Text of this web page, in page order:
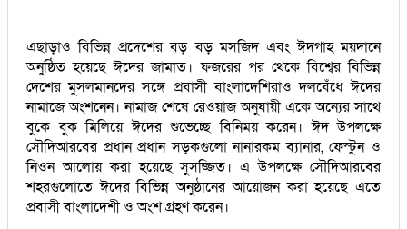
এছাড়াও বিভিন্ন প্রদেশের বড় বড় মসজিদ এবং ঈদগাহ ময়দানে
অনুষ্ঠিত হয়েছে ঈদের জামাত। ফজরের পর থেকে বিশ্বের বিভিন্ন
দেশের মুসলমানদের সঙ্গে প্রবাসী বাংলাদেশিরাও দলবেঁধে ঈদের
নামাজে অংশনেন। নামাজ শেষে রেওয়াজ অনুযায়ী একে অন্যের সাথে
বুকে বুক মিলিয়ে ঈদের শুভেচ্ছে বিনিময় করেন। ঈদ উপলক্ষে
সৌদিআরবের প্রধান প্রধান সড়কগুলো নানারকম ব্যানার, ফেস্টুন ও
নিওন আলোয় করা হয়েছে সুসজ্জিত। এ উপলক্ষে সৌদিআরবের
শহরগুলোতে ঈদের বিভিন্ন অনুষ্ঠানের আয়োজন করা হয়েছে এতে
প্রবাসী বাংলাদেশী ও অংশ গ্রহণ করেন।